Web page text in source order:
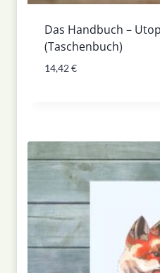
Das Handbuch –
(Taschenbuch)
14,42€